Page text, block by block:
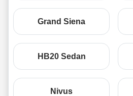
Grand Siena
HB20 Sedan
Nivus